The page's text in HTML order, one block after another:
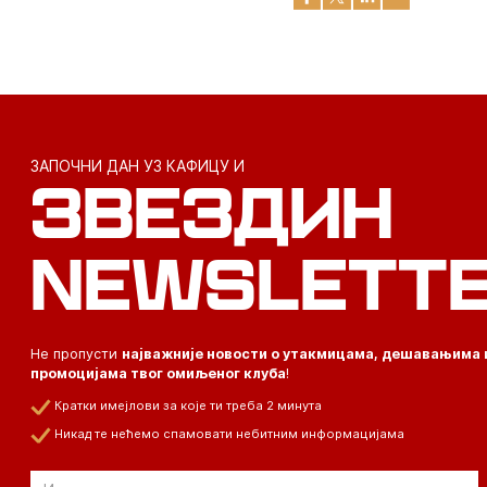
ЗАПОЧНИ ДАН УЗ КАФИЦУ И
ЗВЕЗДИН
Не пропусти најважније новости о утакмицама, дешавањима
промоцијама твог омиљеног клуба!
Кратки имејлови за које ти треба 2 минута
Никад те нећемо спамовати небитним информацијама
Email